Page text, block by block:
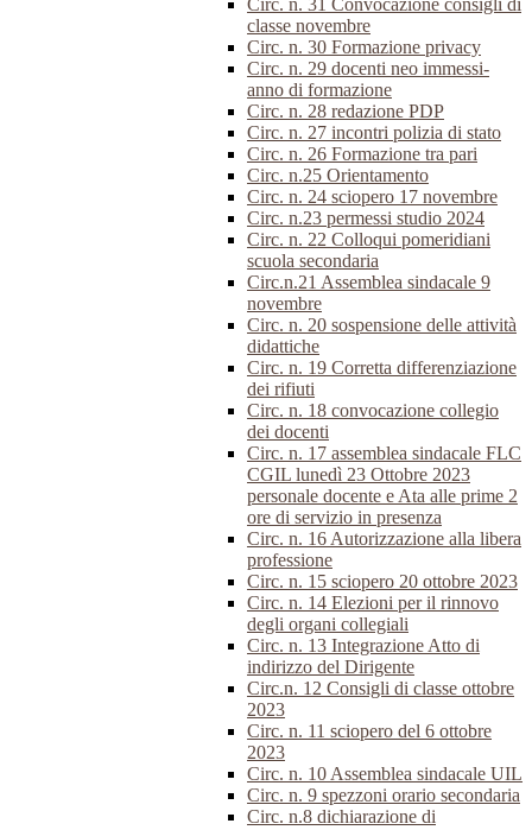
Circ. n. 31 Convocazione consigli di
classe novembre
Circ. n. 30 Formazione privacy
Circ. n. 29 docenti neo immessi-
anno di formazione
Circ. n. 28 redazione PDP
Circ. n. 27 incontri polizia di stato
Circ. n. 26 Formazione tra pari
Circ. n.25 Orientamento
Circ. n. 24 sciopero 17 novembre
Circ. n.23 permessi studio 2024
Circ. n. 22 Colloqui pomeridiani
scuola secondaria
Circ.n.21 Assemblea sindacale 9
novembre
Circ. n. 20 sospensione delle attività
didattiche
Circ. n. 19 Corretta differenziazione
dei rifiuti
Circ. n. 18 convocazione collegio
dei docenti
Circ. n. 17 assemblea sindacale FLC
CGIL lunedì 23 Ottobre 2023
personale docente e Ata alle prime 2
ore di servizio in presenza
Circ. n. 16 Autorizzazione alla libera
professione
Circ. n. 15 sciopero 20 ottobre 2023
Circ. n. 14 Elezioni per il rinnovo
degli organi collegiali
Circ. n. 13 Integrazione Atto di
indirizzo del Dirigente
Circ.n. 12 Consigli di classe ottobre
2023
Circ. n. 11 sciopero del 6 ottobre
2023
Circ. n. 10 Assemblea sindacale UIL
Circ. n. 9 spezzoni orario secondaria
Circ. n.8 dichiarazione di